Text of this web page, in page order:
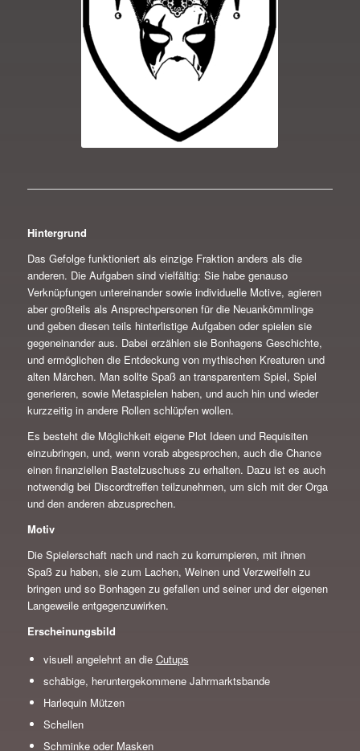
Hintergrund
Das Gefolge funktioniert als einzige Fraktion anders als die
anderen. Die Aufgaben sind vielfältig: Sie habe genauso
Verknüpfungen untereinander sowie individuelle Motive, agieren
aber großteils als Ansprechpersonen für die Neuankömmlinge
und geben diesen teils hinterlistige Aufgaben oder spielen sie
gegeneinander aus. Dabei erzählen sie Bonhagens Geschichte,
und ermöglichen die Entdeckung von mythischen Kreaturen und
alten Märchen. Man sollte Spaß an transparentem Spiel, Spiel
generieren, sowie Metaspielen haben, und auch hin und wieder
kurzzeitig in andere Rollen schlüpfen wollen.
Es besteht die Möglichkeit eigene Plot Ideen und Requisiten
einzubringen, und, wenn vorab abgesprochen, auch die Chance
einen finanziellen Bastelzuschuss zu erhalten. Dazu ist es auch
notwendig bei Discordtreffen teilzunehmen, um sich mit der Orga
und den anderen abzusprechen.
Motiv
Die Spielerschaft nach und nach zu korrumpieren, mit ihnen
Spaß zu haben, sie zum Lachen, Weinen und Verzweifeln zu
bringen und so Bonhagen zu gefallen und seiner und der eigenen
Langeweile entgegenzuwirken.
Erscheinungsbild
visuell angelehnt an die Cutups
schäbige, heruntergekommene Jahrmarktsbande
Harlequin Mützen
Schellen
Schminke oder Masken